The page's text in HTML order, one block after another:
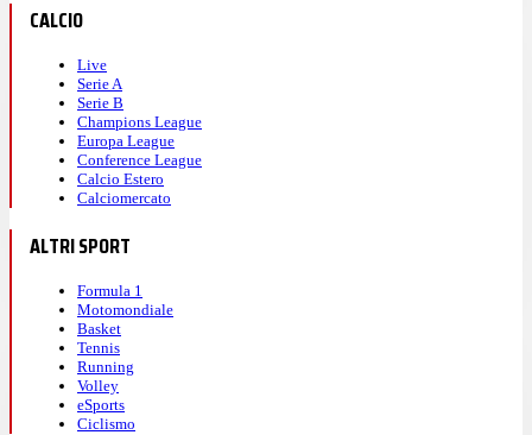
CALCIO
Live
Serie A
Serie B
Champions League
Europa League
Conference League
Calcio Estero
Calciomercato
ALTRI SPORT
Formula 1
Motomondiale
Basket
Tennis
Running
Volley
eSports
Ciclismo